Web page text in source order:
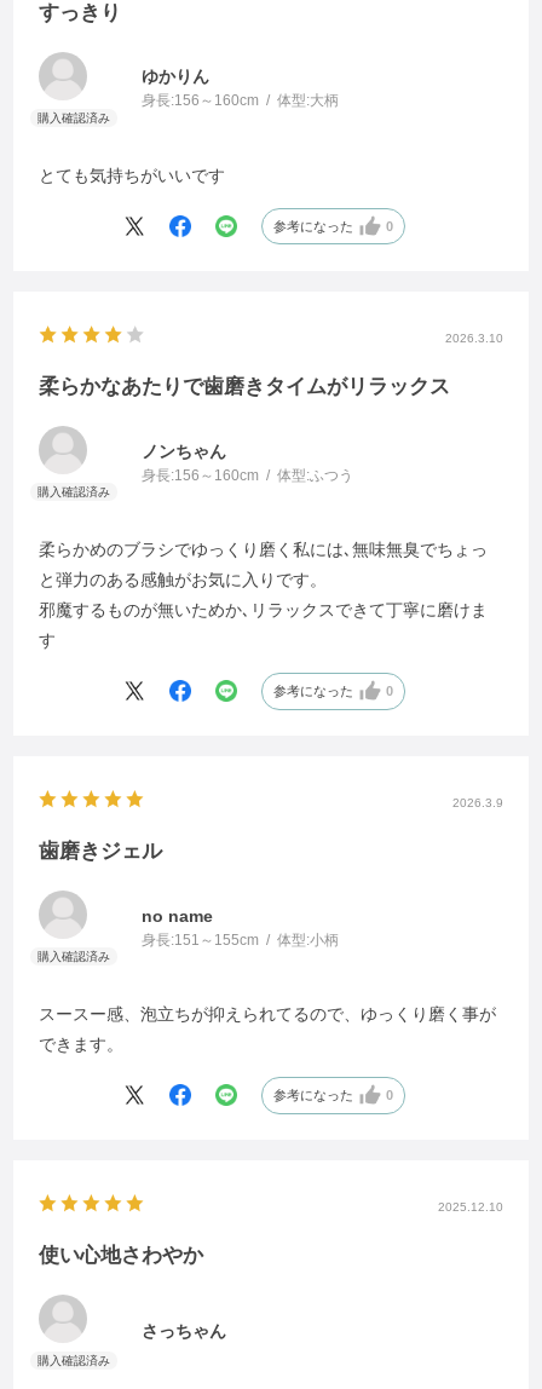
すっきり
ゆかりん
身長:156～160cm 体型:大柄
とても気持ちがいいです
参考になった 0
2026.3.10
柔らかなあたりで歯磨きタイムがリラックス
ノンちゃん
身長:156～160cm 体型:ふつう
柔らかめのブラシでゆっくり磨く私には､無味無臭でちょっ
と弾力のある感触がお気に入りです。
邪魔するものが無いためか､リラックスできて丁寧に磨けま
す
参考になった 0
2026.3.9
歯磨きジェル
no name
身長:151～155cm 体型:小柄
スースー感、泡立ちが抑えられてるので、ゆっくり磨く事が
できます。
参考になった 0
2025.12.10
使い心地さわやか
さっちゃん